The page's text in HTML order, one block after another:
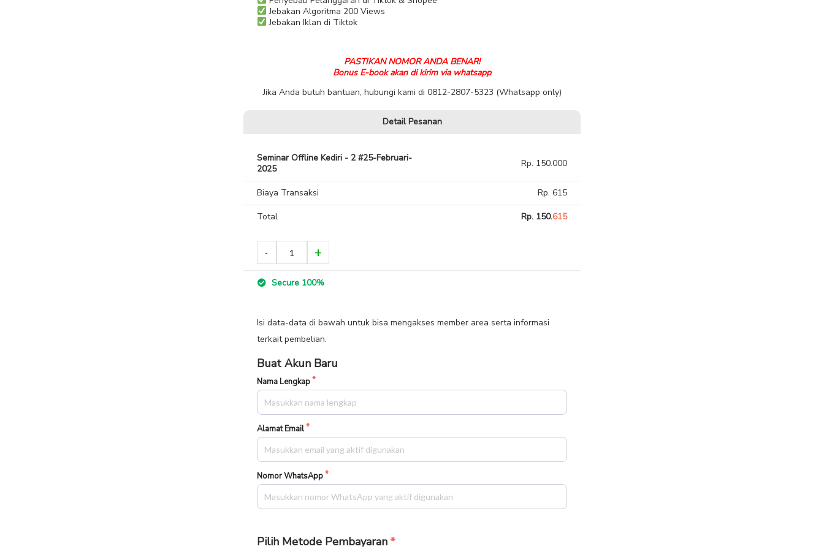
Jebakan Algoritma 200 Views
Jebakan Iklan di Tiktok
PASTIKAN NOMOR ANDA BENAR!
Bonus E-book akan di kirim via whatsapp
Jika Anda butuh bantuan, hubungi kami di 0812-2807-5323 (Whatsapp only)
Detail Pesanan
Seminar Offline Kediri - 2 #25-Februari-
2025
Rp. 150.000
Biaya Transaksi Rp. 615
Total Rp. 150.615
Secure 100%
Isi data-data di bawah untuk bisa mengakses member area serta informasi
terkait pembelian.
Buat Akun Baru
Nama Lengkap
Alamat Email
Nomor WhatsApp
Pilih Metode Pembayaran